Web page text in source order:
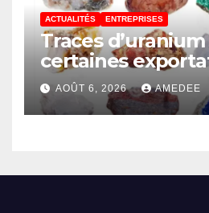
ACTUALITÉS ENTREPRISES
Traces
certaines
d’hydroxydes de
au point du
AOÛT 6, 2026 AMEDEE